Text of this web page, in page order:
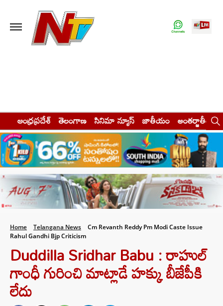
ఆంధ్రప్రదేశ్ తెలంగాణ సినిమా న్యూస్ జాతీయం అంతర్జాతీయం
Home Telangana News
Cm Revanth Reddy Pm Modi Caste Issue
Rahul Gandhi Bjp Criticism
Duddilla Sridhar Babu : రాహుల్
గాంధీ గురించి మాట్లాడే హక్కు బీజేపీకి
లేదు